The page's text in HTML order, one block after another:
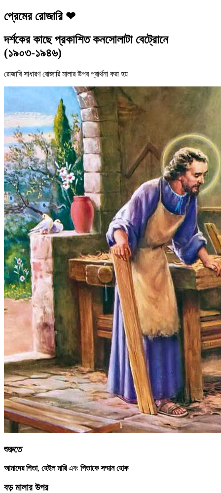
প্রেমের রোজারি ❤
দর্শকের কাছে প্রকাশিত কনসোলাটা বেট্রোনে
(১৯০৩-১৯৪৬)
রোজারি সাধারণ রোজারি মালার উপর প্রার্থনা করা হয়
শুরুতে
আমাদের পিতা, হেইল মারিএবং পিতাকে সম্মান হোক
বড় মালার উপর